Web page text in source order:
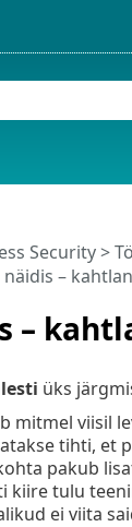
–
Security>
–
üks
mitmel viisil
tihti, et
pakub
kiire tulu
ei viita